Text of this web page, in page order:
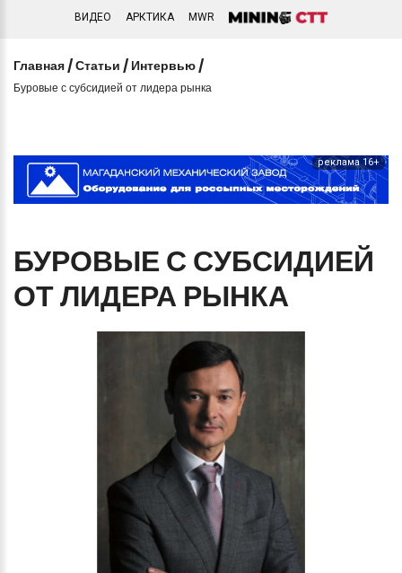
ВИДЕО АРКТИКА MWR
Главная /Статьи / Интервью /
Буровые с субсидией от лидера рынка
реклама 16+
БУРОВЫЕ С СУБСИДИЕЙ
ОТЛИДЕРА РЫНКА